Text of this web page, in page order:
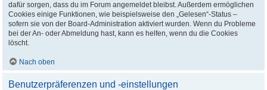
dafür sorgen, dass du im Forum angemeldet bleibst. Außerdem ermöglichen
Cookies einige Funktionen, wie beispielsweise den „Gelesen“-Status –
sofern sie von der Board-Administration aktiviert wurden. Wenn du Probleme
bei der An- oder Abmeldung hast, kann es helfen, wenn du die Cookies
löscht.
Nach oben
Benutzerpräferenzen und -einstellungen